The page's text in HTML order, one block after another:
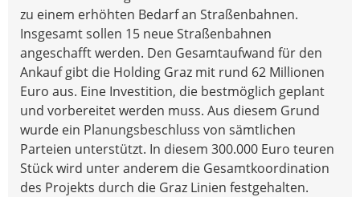
zu einem erhöhten Bedarf an Straßenbahnen.
Insgesamt sollen 15 neue Straßenbahnen
angeschafft werden. Den Gesamtaufwand für den
Ankauf gibt die Holding Graz mit rund 62 Millionen
Euro aus. Eine Investition, die bestmöglich geplant
und vorbereitet werden muss. Aus diesem Grund
wurde ein Planungsbeschluss von sämtlichen
Parteien unterstützt. In diesem 300.000 Euro teuren
Stück wird unter anderem die Gesamtkoordination
des Projekts durch die Graz Linien festgehalten.